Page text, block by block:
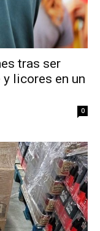
tras ser
licores en un
0